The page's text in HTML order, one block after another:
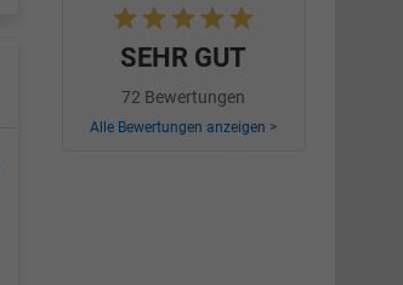
SEHR GUT
72 Bewertungen
Alle Bewertungen anzeigen >